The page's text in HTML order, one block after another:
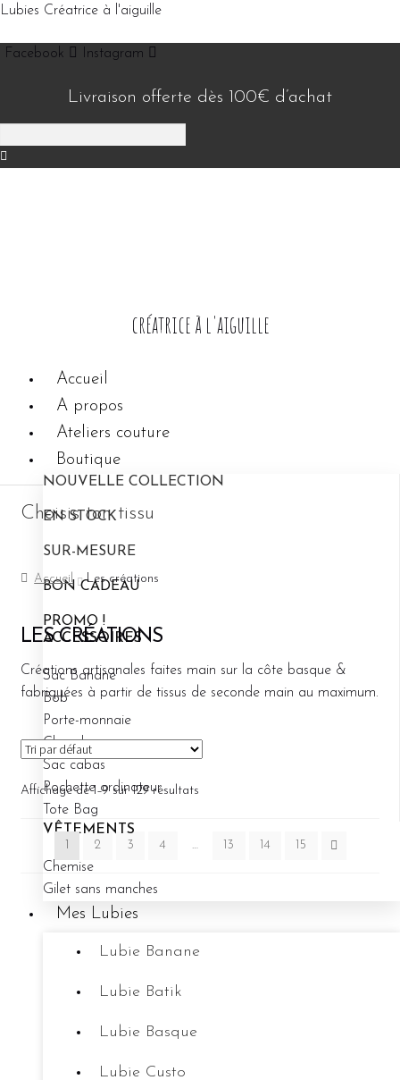
Lubies Créatrice à l'aiguille
Facebook Instagram
Livraison offerte dès 100€ d’achat
créatrice à l'aiguille
Accueil
A propos
Ateliers couture
Boutique
NOUVELLE COLLECTION
EN STOCK
SUR-MESURE
BON CADEAU
PROMO !
ACCESSOIRES
Sac Banane
Bob
Porte-monnaie
Chouchou
Sac cabas
Pochette ordinateur
Tote Bag
VÊTEMENTS
Chemise
Gilet sans manches
Mes Lubies
Lubie Banane
Lubie Batik
Lubie Basque
Lubie Custo
Choisis ton tissu
Accueil Les créations
LES CRÉATIONS
Créations artisanales faites main sur la côte basque &
fabriquées à partir de tissus de seconde main au maximum.
Affichage de 1–9 sur 129 résultats
1 2 3 4 … 13 14 15